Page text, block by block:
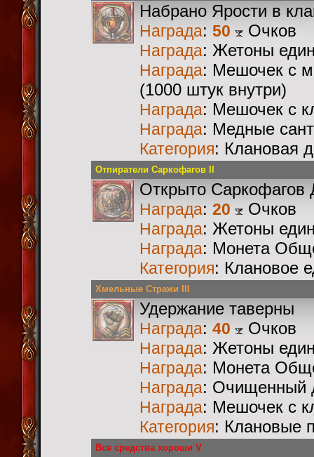
Набрано Ярости в
Награда: 50 Очков
Награда: Жетоны
Награда: Мешочек с
(1000 штук внутри)
Награда: Мешочек с
Награда: Медные
Категория: Клановая
Отпиратели Саркофагов II
Открыто Саркофагов
Награда: 20 Очков
Награда: Жетоны
Награда: Монета
Категория: Клановое
Хмельные Стражи III
Удержание таверны
Награда: 40 Очков
Награда: Жетоны
Награда: Монета
Награда: Очищенный
Награда: Мешочек с
Категория: Клановые
Все средства хороши V